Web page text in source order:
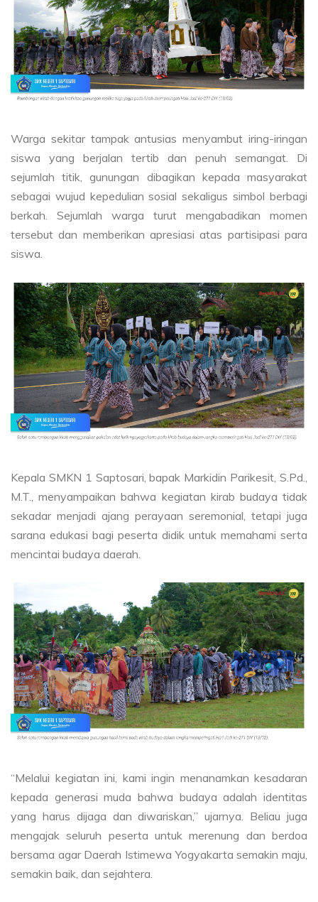
Warga sekitar tampak antusias menyambut iring-iringan
siswa yang berjalan tertib dan penuh semangat. Di
sejumlah titik, gunungan dibagikan kepada masyarakat
sebagai wujud kepedulian sosial sekaligus simbol berbagi
berkah. Sejumlah warga turut mengabadikan momen
tersebut dan memberikan apresiasi atas partisipasi para
siswa.
Kepala SMKN 1 Saptosari, bapak Markidin Parikesit, S.Pd.,
M.T., menyampaikan bahwa kegiatan kirab budaya tidak
sekadar menjadi ajang perayaan seremonial, tetapi juga
sarana edukasi bagi peserta didik untuk memahami serta
mencintai budaya daerah.
“Melalui kegiatan ini, kami ingin menanamkan kesadaran
kepada generasi muda bahwa budaya adalah identitas
yang harus dijaga dan diwariskan,” ujarnya. Beliau juga
mengajak seluruh peserta untuk merenung dan berdoa
bersama agar Daerah Istimewa Yogyakarta semakin maju,
semakin baik, dan sejahtera.